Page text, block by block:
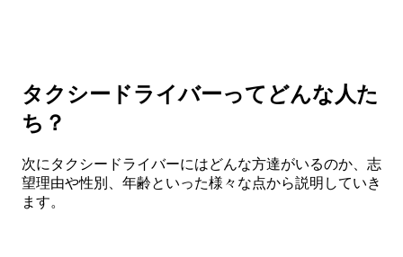
タクシードライバーってどんな人た
ち？
次にタクシードライバーにはどんな方達がいるのか、志
望理由や性別、年齢といった様々な点から説明していき
ます。